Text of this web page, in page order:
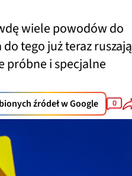
wiele powodów do
tego już teraz ruszają
próbne i specjalne
źródeł w Google 0